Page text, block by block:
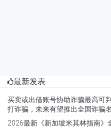
最新发表
买卖或出借账号协助诈骗最高可
打诈骗，未来有望推出全国诈骗
2026最新《新加坡米其林指南》